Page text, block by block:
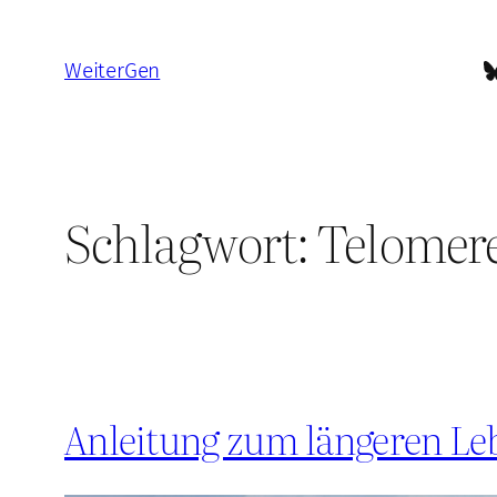
springen
WeiterGen
Schlagwort:
Anleitung zum längeren